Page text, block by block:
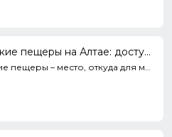
Тавдинские пещеры на Алтае: доступные и древние
Тавдинские пещеры – место, откуда для многих начинается знакомство с Горным Алтаем. Они доступны и в...